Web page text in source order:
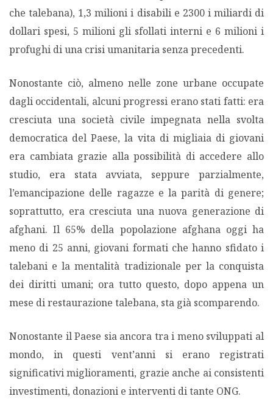
che talebana), 1,3 milioni i disabili e 2300 i miliardi di
dollari spesi, 5 milioni gli sfollati interni e 6 milioni i
profughi di una crisi umanitaria senza precedenti.
Nonostante ciò, almeno nelle zone urbane occupate
dagli occidentali, alcuni progressi erano stati fatti: era
cresciuta una società civile impegnata nella svolta
democratica del Paese, la vita di migliaia di giovani
era cambiata grazie alla possibilità di accedere allo
studio, era stata avviata, seppure parzialmente,
l’emancipazione delle ragazze e la parità di genere;
soprattutto, era cresciuta una nuova generazione di
afghani. Il 65% della popolazione afghana oggi ha
meno di 25 anni, giovani formati che hanno sfidato i
talebani e la mentalità tradizionale per la conquista
dei diritti umani; ora tutto questo, dopo appena un
mese di restaurazione talebana, sta già scomparendo.
Nonostante il Paese sia ancora tra i meno sviluppati al
mondo, in questi vent’anni si erano registrati
significativi miglioramenti, grazie anche ai consistenti
investimenti, donazioni e interventi di tante ONG.